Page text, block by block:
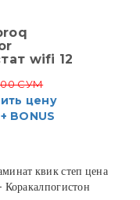
wifi 12
СУМ
цену
+ BONUS